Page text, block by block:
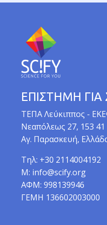
ΕΠΙΣΤΗΜΗ ΓΙΑ
TEΠA Λεύκιππος -
Νεαπόλεως 27, 153 41
Αγ. Παρασκευή,
Τηλ: +30 2114004192
M: info@scify.org
ΑΦΜ: 998139946
ΓΕΜΗ 136602003000